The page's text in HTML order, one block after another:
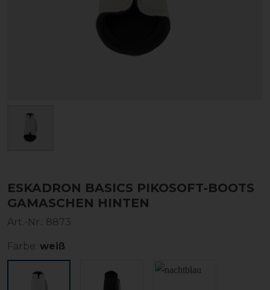
ESKADRON BASICS PIKOSOFT-BOOTS
GAMASCHEN HINTEN
Art.-Nr.: 8873
Farbe: weiß